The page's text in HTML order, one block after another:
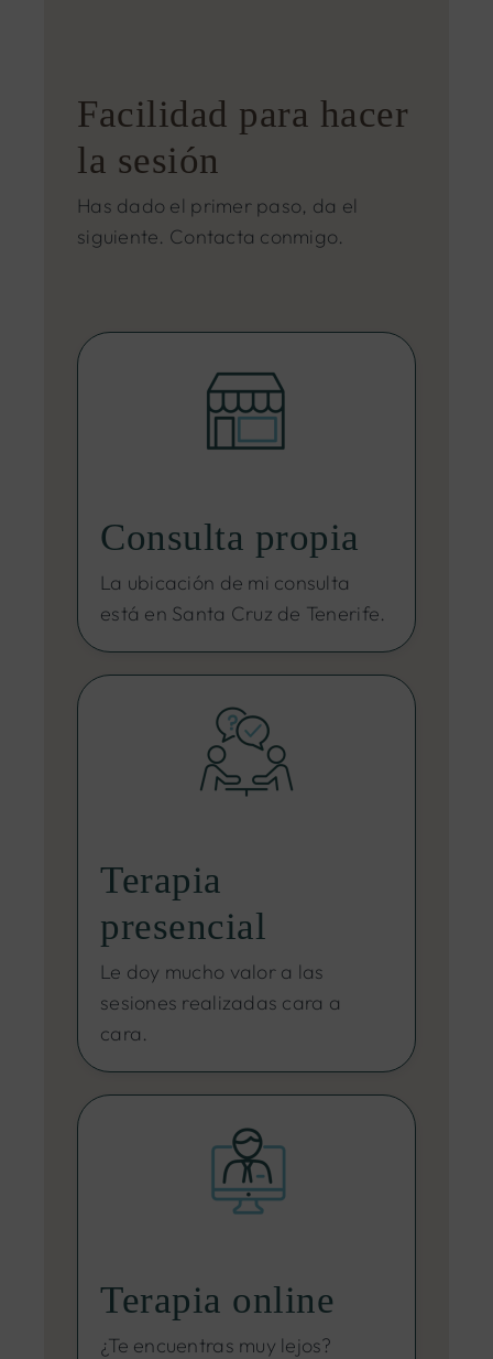
Facilidad para hacer
la sesión
Has dado el primer paso, da el
siguiente. Contacta conmigo.
Consulta propia
La ubicación de mi consulta
está en Santa Cruz de Tenerife.
Terapia
presencial
Le doy mucho valor a las
sesiones realizadas cara a
cara.
Terapia online
¿Te encuentras muy lejos?